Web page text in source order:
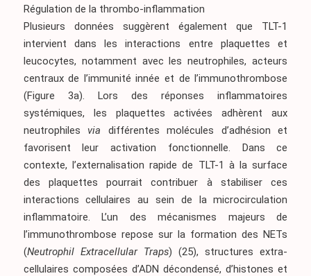
Régulation de la thrombo-inflammation
Plusieurs données suggèrent également que TLT-1
intervient dans les interactions entre plaquettes et
leucocytes, notamment avec les neutrophiles, acteurs
centraux de l’immunité innée et de l’immunothrombose
(Figure 3a). Lors des réponses inflammatoires
systémiques, les plaquettes activées adhèrent aux
neutrophiles via différentes molécules d’adhésion et
favorisent leur activation fonctionnelle. Dans ce
contexte, l’externalisation rapide de TLT-1 à la surface
des plaquettes pourrait contribuer à stabiliser ces
interactions cellulaires au sein de la microcirculation
inflammatoire. L’un des mécanismes majeurs de
l’immunothrombose repose sur la formation des NETs
(Neutrophil Extracellular Traps)(25), structures extra-
cellulaires composées d’ADN décondensé, d’histones et